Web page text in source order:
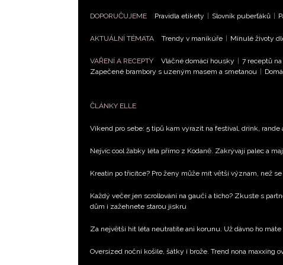
DOPORUČUJEME Pravidla etikety | Slovník puberťáků |
AKTUÁLNÍ TÉMATA Trendy v manikúře | Minulé životy
VAŘENÍ A RECEPTY Vláčné domácí housky | 7 receptů
Zapečené brambory s uzeným masem a smetanou |
ČLÁNKY ELLE
Víkend pro sebe: 5 tipů kam vyrazit na festival, drink, rande
Nejvíc cool žabky léta přímo z Kodaně. Zakrývají palec a
Kreatin po třicítce? Pro ženy může mít větší význam, než se
Každý večer jen scrollování na gauči a ticho? Zkuste s
dům i zažehnete starou jiskru
Za největší hit léta neutratíte ani korunu. Už dávno ho máte
Oversized noční košile, šátky i brože. Trend nona maxxing